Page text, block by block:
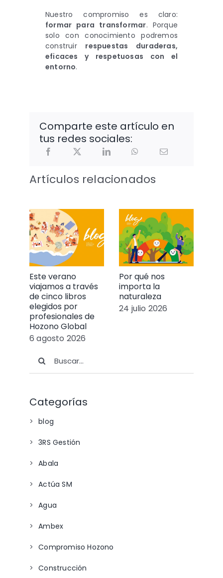
Nuestro compromiso es claro:
formar para transformar. Porque
solo con conocimiento podremos
construir respuestas duraderas,
eficaces y respetuosas con el
entorno.
Comparte este artículo en
tus redes sociales:
Artículos relacionados
Este verano
viajamos a través
de cinco libros
elegidos por
profesionales de
Hozono Global
6 agosto 2026
Por qué nos
importa la
naturaleza
24 julio 2026
Categorías
blog
3RS Gestión
Abala
Actúa SM
Agua
Ambex
Compromiso Hozono
Construcción